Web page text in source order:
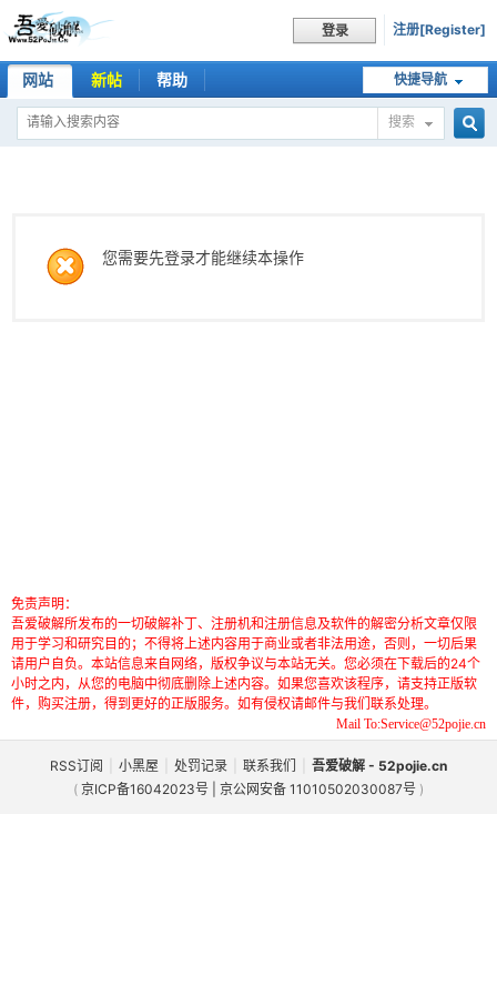
登录 注册[Register]
快捷导航
网站 新帖 帮助
搜索
您需要先登录才能继续本操作
免责声明：
吾爱破解所发布的一切破解补丁、注册机和注册信息及软件的解密分析文章仅限
用于学习和研究目的；不得将上述内容用于商业或者非法用途，否则，一切后果
请用户自负。本站信息来自网络，版权争议与本站无关。您必须在下载后的24个
小时之内，从您的电脑中彻底删除上述内容。如果您喜欢该程序，请支持正版软
件，购买注册，得到更好的正版服务。如有侵权请邮件与我们联系处理。
Mail To:Service@52pojie.cn
RSS订阅 小黑屋 处罚记录 联系我们
吾爱破解 - 52pojie.cn
( 京ICP备16042023号 | 京公网安备 11010502030087号 )